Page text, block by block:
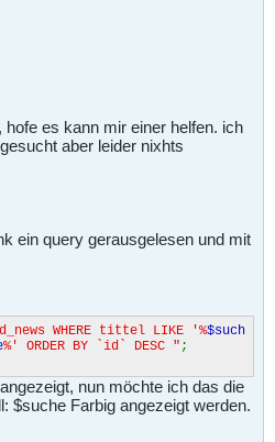
hofe es kann mir einer helfen. ich
aber leider nixhts
ein query gerausgelesen und mit
WHERE tittel LIKE '%$such
%' ORDER BY `id` DESC " ;
nun möchte ich das die
$suche Farbig angezeigt werden.